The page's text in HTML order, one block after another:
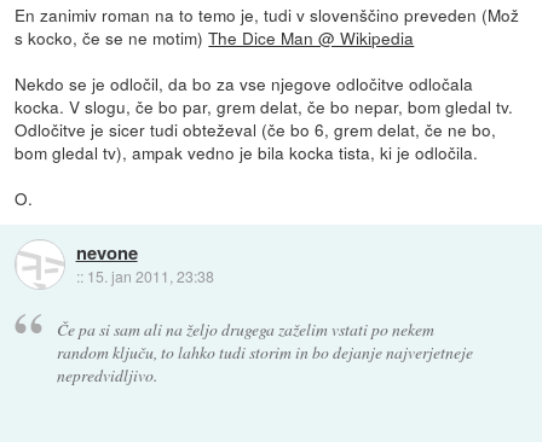
En zanimiv roman na to temo je, tudi v slovenščino preveden (Mož
s kocko, če se ne motim)The Dice Man @ Wikipedia
Nekdo se je odločil, da bo za vse njegove odločitve odločala
kocka. V slogu, če bo par, grem delat, če bo nepar, bom gledal tv.
Odločitve je sicer tudi obteževal (če bo 6, grem delat, če ne bo,
bom gledal tv), ampak vedno je bila kocka tista, ki je odločila.
O.
nevone
:: 15. jan 2011, 23:38
Če pa si sam ali na željo drugega zaželim vstati po nekem
random ključu, to lahko tudi storim in bo dejanje najverjetneje
nepredvidljivo.